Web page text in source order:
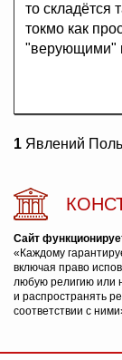
то складётся
токмо как
"верующими"
1 Явлений
Сайт
«Каждому
включая право
любую религию или
и распространять
соответствии с